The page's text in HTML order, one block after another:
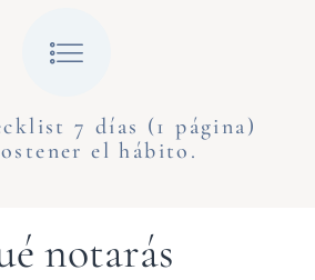
7 días (1 página)
el hábito.
notarás